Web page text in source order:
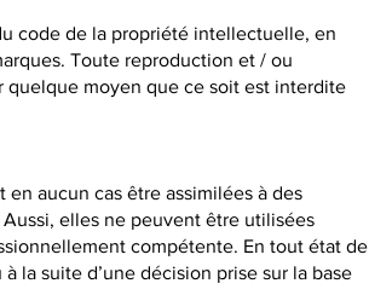
code de la propriété intellectuelle, en
Toute reproduction et / ou
moyen que ce soit est interdite
aucun cas être assimilées à des
elles ne peuvent être utilisées
compétente. En tout état de
la suite d’une décision prise sur la base